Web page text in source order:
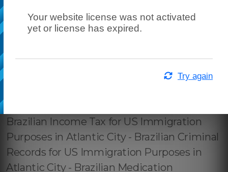
Your website license was not activated
yet or license has expired.
Try again